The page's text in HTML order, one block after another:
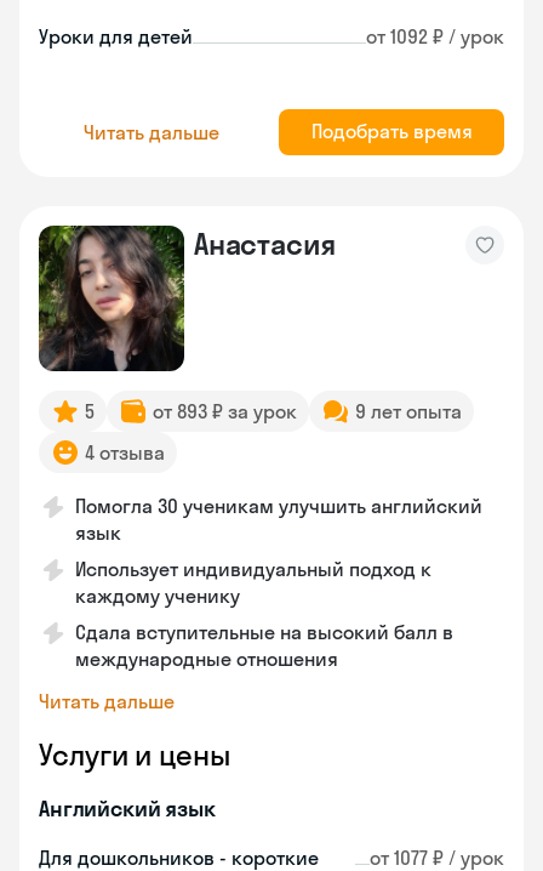
Уроки для детей от 1092 ₽ / урок
Читать дальше Подобрать время
Анастасия
5 от 893 ₽ за урок
9 лет опыта
4 отзыва
Помогла 30 ученикам улучшить английский
язык
Использует индивидуальный подход к
каждому ученику
Сдала вступительные на высокий балл в
международные отношения
Читать дальше
Услуги и цены
Английский язык
Для дошкольников - короткие
от 1077 ₽ / урок